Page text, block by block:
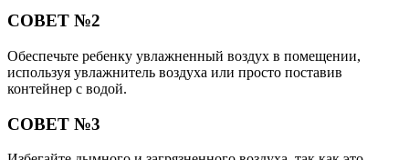
СОВЕТ №2
Обеспечьте ребенку увлажненный воздух в помещении,
используя увлажнитель воздуха или просто поставив
контейнер с водой.
СОВЕТ №3